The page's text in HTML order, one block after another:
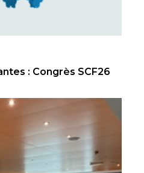
: Congrès SCF26